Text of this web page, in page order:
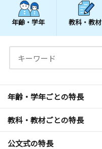
年齢・学年 教科・教材
年齢・学年ごとの特長
教科・教材ごとの特長
公文式の特長